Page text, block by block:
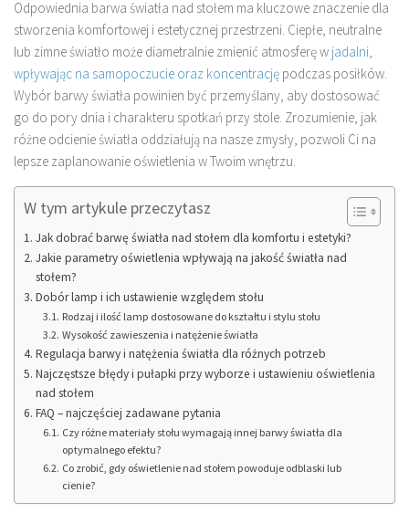
Odpowiednia barwa światła nad stołem ma kluczowe znaczenie dla
stworzenia komfortowej i estetycznej przestrzeni. Ciepłe, neutralne
lub zimne światło może diametralnie zmienić atmosferę w jadalni,
wpływając na samopoczucie oraz koncentrację podczas posiłków.
Wybór barwy światła powinien być przemyślany, aby dostosować
go do pory dnia i charakteru spotkań przy stole. Zrozumienie, jak
różne odcienie światła oddziałują na nasze zmysły, pozwoli Ci na
lepsze zaplanowanie oświetlenia w Twoim wnętrzu.
W tym artykule przeczytasz
Jak dobrać barwę światła nad stołem dla komfortu i estetyki?
Jakie parametry oświetlenia wpływają na jakość światła nad
stołem?
Dobór lamp i ich ustawienie względem stołu
Rodzaj i ilość lamp dostosowane do kształtu i stylu stołu
Wysokość zawieszenia i natężenie światła
Regulacja barwy i natężenia światła dla różnych potrzeb
Najczęstsze błędy i pułapki przy wyborze i ustawieniu oświetlenia
nad stołem
FAQ – najczęściej zadawane pytania
Czy różne materiały stołu wymagają innej barwy światła dla
optymalnego efektu?
Co zrobić, gdy oświetlenie nad stołem powoduje odblaski lub
cienie?